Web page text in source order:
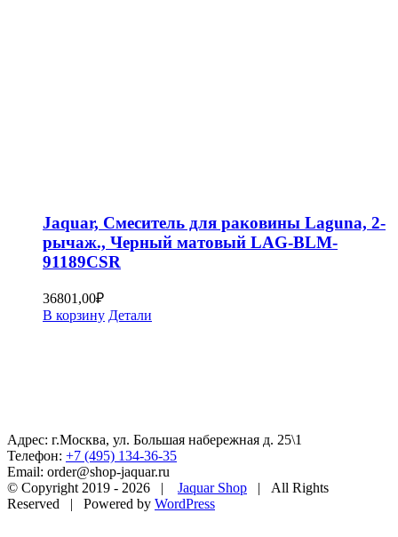
Jaquar, Смеситель для раковины Laguna, 2-
рычаж., Черный матовый LAG-BLM-
91189CSR
36801,00₽
В корзину Детали
Адрес: г.Москва, ул. Большая набережная д. 25\1
Телефон: +7 (495) 134-36-35
Email: order@shop-jaquar.ru
© Copyright 2019 - 2026 | Jaquar Shop | All Rights
Reserved | Powered by WordPress